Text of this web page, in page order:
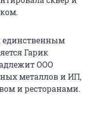
единственным
Гарик
ООО
металлов и ИП,
и ресторанами.